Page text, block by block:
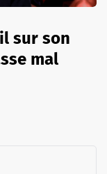
sur son
mal